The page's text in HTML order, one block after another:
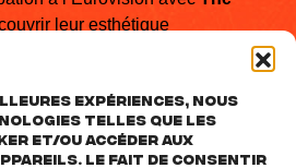
expériences, nous
telles que les
et/ou accéder aux
Le fait de consentir
leur esthétique
Fake
album inspiré des sonorités des
une réflexion sur notre rapport